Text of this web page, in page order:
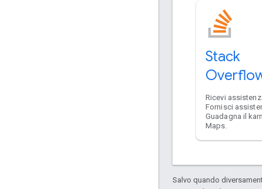
Stack
Ricevi
Fornisci
Guadagna il
Maps.
Salvo quando